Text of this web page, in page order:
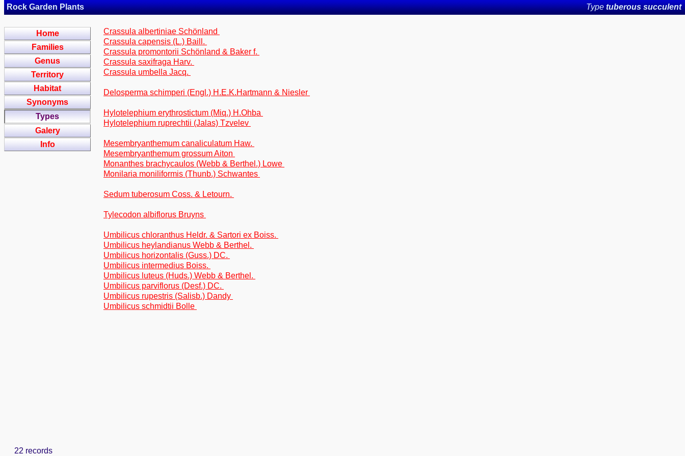
Rock Garden Plants Typetuberous succulent
Home
Families
Genus
Territory
Habitat
Synonyms
Types
Galery
Info
Crassula albertiniae Schönland
Crassula capensis (L.) Baill.
Crassula promontorii Schönland & Baker f.
Crassula saxifraga Harv.
Crassula umbella Jacq.
Delosperma schimperi (Engl.) H.E.K.Hartmann & Niesler
Hylotelephium erythrostictum (Miq.) H.Ohba
Hylotelephium ruprechtii (Jalas) Tzvelev
Mesembryanthemum canaliculatum Haw.
Mesembryanthemum grossum Aiton
Monanthes brachycaulos (Webb & Berthel.) Lowe
Monilaria moniliformis (Thunb.) Schwantes
Sedum tuberosum Coss. & Letourn.
Tylecodon albiflorus Bruyns
Umbilicus chloranthus Heldr. & Sartori ex Boiss.
Umbilicus heylandianus Webb & Berthel.
Umbilicus horizontalis (Guss.) DC.
Umbilicus intermedius Boiss.
Umbilicus luteus (Huds.) Webb & Berthel.
Umbilicus parviflorus (Desf.) DC.
Umbilicus rupestris (Salisb.) Dandy
Umbilicus schmidtii Bolle
22 records